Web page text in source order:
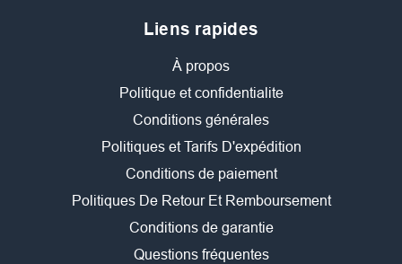
Liens rapides
À propos
Politique et confidentialite
Conditions générales
Politiques et Tarifs D'expédition
Conditions de paiement
Politiques De Retour Et Remboursement
Conditions de garantie
Questions fréquentes